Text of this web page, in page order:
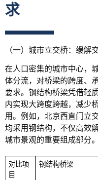
求
（一）城市立交桥：缓解
在人口密集的城市中心，
体分流，对桥梁的跨度、
要求。钢结构桥梁凭借轻
内实现大跨度跨越，减少
用。例如，北京西直门立
均采用钢结构，不仅高效
城市景观的重要组成部分。
对比项
目
钢结构桥梁